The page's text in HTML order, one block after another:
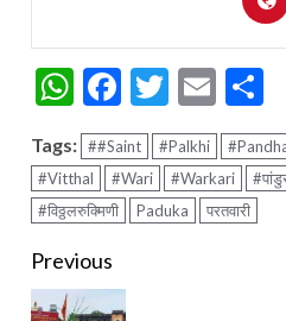
WhatsApp
Facebook
Twitter
Email
Tags: ##Saint #Palkhi
#Vitthal
#Wari #Warkari
#विठ्ठलरुक्मिणी
Paduka परतवारी
Continue
Previous